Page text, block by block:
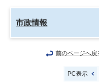
市政情報
前のページへ戻
PC表示